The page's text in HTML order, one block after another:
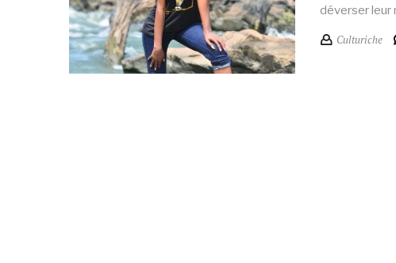
déverser leur
Culturiche